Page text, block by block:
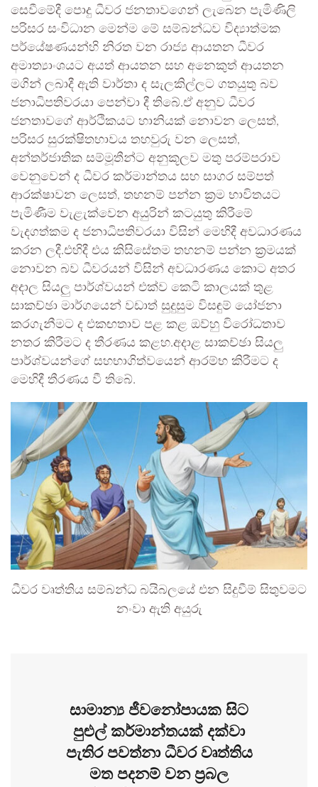
සෙවීමේදී පොදු ධීවර ජනතාවගෙන් ලැබෙන පැමිණිලි
පරිසර සංවිධාන මෙන්ම මේ සම්බන්ධව විද්‍යාත්මක
පර්යේෂණයන්හි නිරත වන රාජ්‍ය ආයතන ධීවර
අමාත්‍යාංශයට අයත් ආයතන සහ අනෙකුත් ආයතන
මගින් ලබාදී ඇති වාර්තා ද සැලකිල්ලට ගතයුතු බව
ජනාධිපතිවරයා පෙන්වා දී තිබේ.ඒ අනුව ධීවර
ජනතාවගේ ආර්ථිකයට හානියක් නොවන ලෙසත්,
පරිසර සුරක්ෂිතභාවය තහවුරු වන ලෙසත්,
අන්තර්ජාතික සම්මූතීන්ට අනුකූලව මතු පරම්පරාව
වෙනුවෙන් ද ධීවර කර්මාන්තය සහ සාගර සම්පත්
ආරක්ෂාවන ලෙසත්, තහනම් පන්න ක්‍රම භාවිතයට
පැමිණීම වැළැක්වෙන අයුරින් කටයුතු කිරීමේ
වැදගත්කම ද ජනාධිපතිවරයා විසින් මෙහිදී අවධාරණය
කරන ලදී.එහිදී එය කිසිසේතම තහනම් පන්න ක්‍රමයක්
නොවන බව ධීවරයන් විසින් අවධාරණය කොට අතර
අදාල සියලු පාර්ශ්වයන් එක්ව කෙටි කාලයක් තුළ
සාකච්ඡා මාර්ගයෙන් වඩාත් සුදුසුම විසඳුම් යෝජනා
කරගැනීමට ද එකඟතාව පළ කළ ඔව්හු විරෝධතාව
නතර කිරීමට ද තීරණය කළහ.අදාළ සාකච්ඡා සියලු
පාර්ශ්වයන්ගේ සහභාගිත්වයෙන් ආරම්භ කිරීමට ද
මෙහිදී තීරණය වී තිබේ.
ධීවර වෘත්තිය සම්බන්ධ බයිබලයේ එන සිදුවීම් සිතුවමට
නංවා ඇති අයුරු
සාමාන්‍ය ජීවනෝපායක සිට
පුළුල් කර්මාන්තයක් දක්වා
පැතිර පවත්නා ධීවර වෘත්තිය
මත පදනම් වන ප්‍රබල